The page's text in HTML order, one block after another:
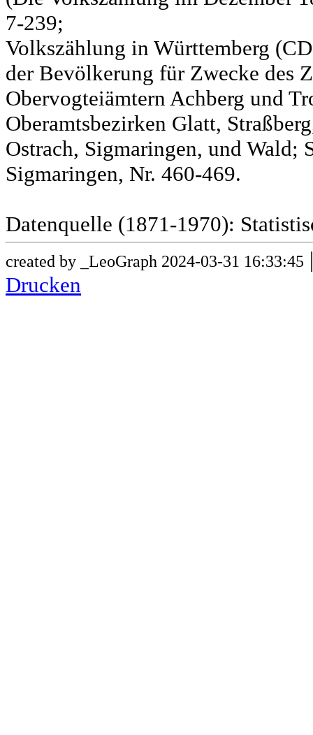
7-239;
Volkszählung in Württemberg
der Bevölkerung für Zwecke des
Obervogteiämtern Achberg und
Oberamtsbezirken Glatt,
Ostrach, Sigmaringen, und Wald;
Sigmaringen, Nr. 460-469.
Datenquelle (1871-1970):
created by _LeoGraph 2024-03-31 16:33:45
Drucken